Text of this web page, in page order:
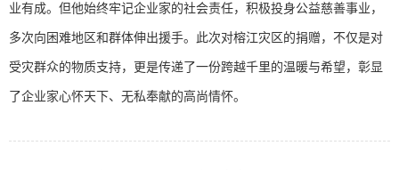
业有成。但他始终牢记企业家的社会责任，积极投身公益慈善事业，
多次向困难地区和群体伸出援手。此次对榕江灾区的捐赠，不仅是对
受灾群众的物质支持，更是传递了一份跨越千里的温暖与希望，彰显
了企业家心怀天下、无私奉献的高尚情怀。